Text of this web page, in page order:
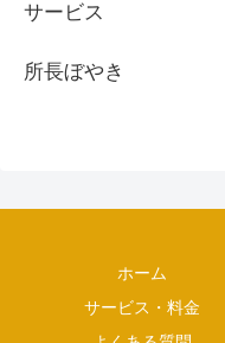
サービス
所長ぼやき
ホーム
サービス・料金